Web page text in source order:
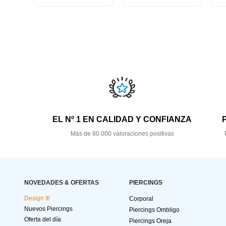
EL Nº 1 EN CALIDAD Y CONFIANZA
Más de 80.000 valoraciones positivas
NOVEDADES & OFERTAS
Design It!
Nuevos Piercings
Oferta del día
PIERCINGS
Corporal
Piercings Ombligo
Piercings Oreja